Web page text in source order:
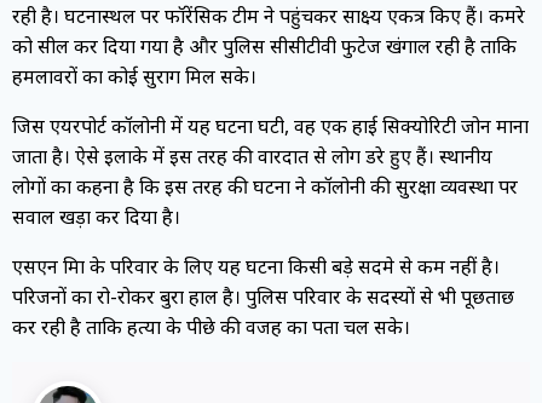
रही है। घटनास्थल पर फॉरेंसिक टीम ने पहुंचकर साक्ष्य एकत्र किए हैं। कमरे
को सील कर दिया गया है और पुलिस सीसीटीवी फुटेज खंगाल रही है ताकि
हमलावरों का कोई सुराग मिल सके।
जिस एयरपोर्ट कॉलोनी में यह घटना घटी, वह एक हाई सिक्योरिटी जोन माना
जाता है। ऐसे इलाके में इस तरह की वारदात से लोग डरे हुए हैं। स्थानीय
लोगों का कहना है कि इस तरह की घटना ने कॉलोनी की सुरक्षा व्यवस्था पर
सवाल खड़ा कर दिया है।
एसएन मिश्रा के परिवार के लिए यह घटना किसी बड़े सदमे से कम नहीं है।
परिजनों का रो-रोकर बुरा हाल है। पुलिस परिवार के सदस्यों से भी पूछताछ
कर रही है ताकि हत्या के पीछे की वजह का पता चल सके।